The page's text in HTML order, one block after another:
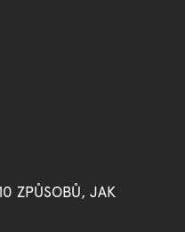
ZPŮSOBŮ, JAK